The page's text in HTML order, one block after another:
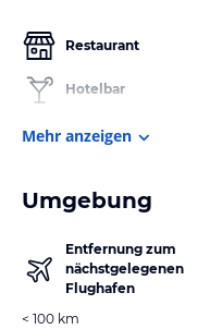
Restaurant
Hotelbar
Mehr anzeigen
Umgebung
Entfernung zum
nächstgelegenen
Flughafen
< 100 km